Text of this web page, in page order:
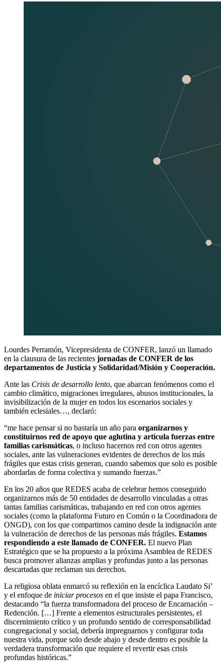
Lourdes Perramón, Vicepresidenta de CONFER, lanzó un llamado
en la clausura de las recientes jornadas de CONFER de los
departamentos de Justicia y Solidaridad/Misión y Cooperación.
Ante las Crisis de desarrollo lento, que abarcan fenómenos como el
cambio climático, migraciones irregulares, abusos institucionales, la
invisibilización de la mujer en todos los escenarios sociales y
también eclesiales…, declaró:
“me hace pensar si no bastaría un año para organizarnos y
constituirnos red de apoyo que aglutina y articula fuerzas entre
familias carismáticas, o incluso hacernos red con otros agentes
sociales, ante las vulneraciones evidentes de derechos de los más
frágiles que estas crisis generan, cuando sabemos que solo es posible
abordarlas de forma colectiva y sumando fuerzas.”
En los 20 años que REDES acaba de celebrar hemos conseguido
organizarnos más de 50 entidades de desarrollo vinculadas a otras
tantas familias carismáticas, trabajando en red con otros agentes
sociales (como la plataforma Futuro en Común o la Coordinadora de
ONGD), con los que compartimos camino desde la indignación ante
la vulneración de derechos de las personas más frágiles. Estamos
respondiendo a este llamado de CONFER. El nuevo Plan
Estratégico que se ha propuesto a la próxima Asamblea de REDES
busca promover alianzas amplias y profundas junto a las personas
descartadas que reclaman sus derechos.
La religiosa oblata enmarcó su reflexión en la encíclica Laudato Si’
y el enfoque de iniciar procesos en el que insiste el papa Francisco,
destacando “la fuerza transformadora del proceso de Encarnación –
Redención. […] Frente a elementos estructurales persistentes, el
discernimiento crítico y un profundo sentido de corresponsabilidad
congregacional y social, debería impregnarnos y configurar toda
nuestra vida, porque solo desde abajo y desde dentro es posible la
verdadera transformación que requiere el revertir esas crisis
profundas históricas.”